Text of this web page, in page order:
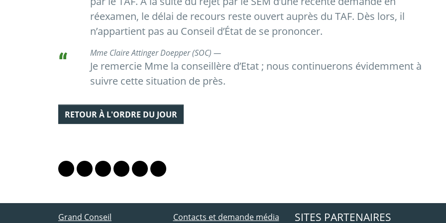
réexamen, le délai de recours reste ouvert auprès du TAF. Dès lors, il
n’appartient pas au Conseil d’État de se prononcer.
Mme Claire Attinger Doepper (SOC) —
Je remercie Mme la conseillère d’Etat ; nous continuerons évidemment à
suivre cette situation de près.
RETOUR À L'ORDRE DU JOUR
Lien vers le profil Mastodon
Lien vers le profil Bluesky
Lien vers le profil Instagram
Lien vers le profil Linkedin
Lien vers le profil Facebook
Lien vers le profil Twitter
ACCÈS DIRECT
Grand Conseil Contacts et demande média SITES PARTENAIRES